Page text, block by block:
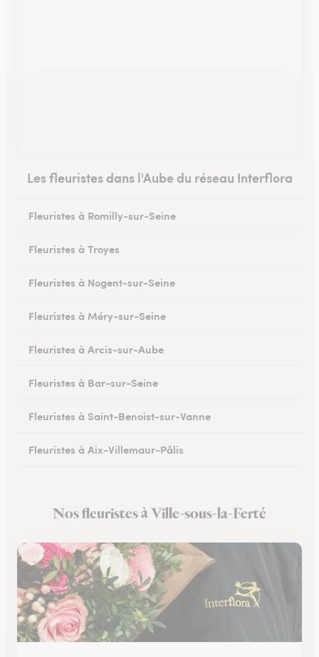
Les fleuristes dans l'Aube du réseau Interflora
Fleuristes à Romilly-sur-Seine
Fleuristes à Troyes
Fleuristes à Nogent-sur-Seine
Fleuristes à Méry-sur-Seine
Fleuristes à Arcis-sur-Aube
Fleuristes à Bar-sur-Seine
Fleuristes à Saint-Benoist-sur-Vanne
Fleuristes à Aix-Villemaur-Pâlis
Nos fleuristes à Ville-sous-la-Ferté